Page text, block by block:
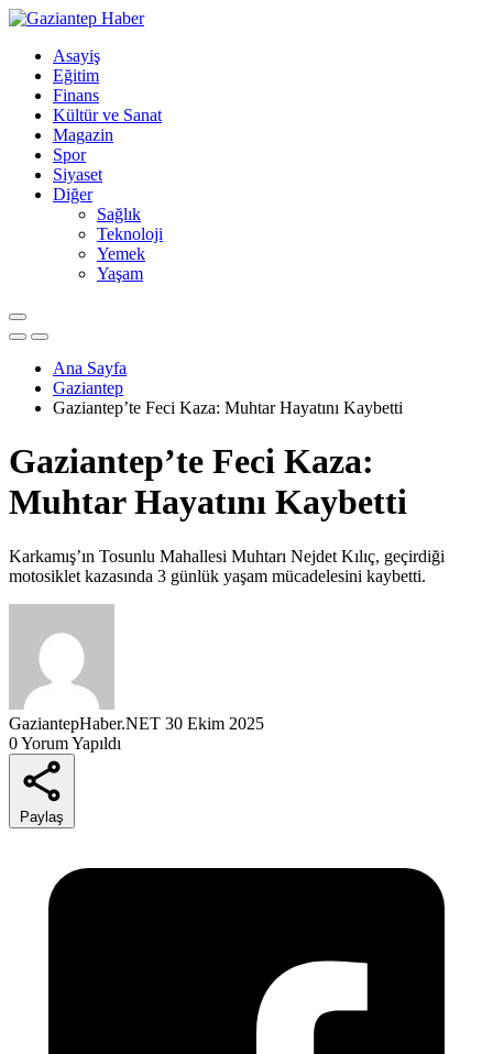
Asayiş
Eğitim
Finans
Kültür ve Sanat
Magazin
Spor
Siyaset
Diğer
Sağlık
Teknoloji
Yemek
Yaşam
Ana Sayfa
Gaziantep
Gaziantep’te Feci Kaza: Muhtar Hayatını Kaybetti
Gaziantep’te Feci Kaza:
Muhtar Hayatını Kaybetti
Karkamış’ın Tosunlu Mahallesi Muhtarı Nejdet Kılıç, geçirdiği
motosiklet kazasında 3 günlük yaşam mücadelesini kaybetti.
GaziantepHaber.NET 30 Ekim 2025
0 Yorum Yapıldı
Paylaş